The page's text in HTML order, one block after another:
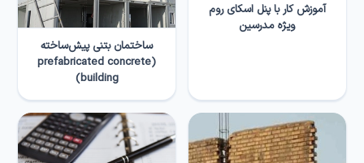
آموزش کار با پنل اسکای روم
ویژه مدرسین
ساختمان بتنی پیش‌ساخته
(prefabricated concrete
building)